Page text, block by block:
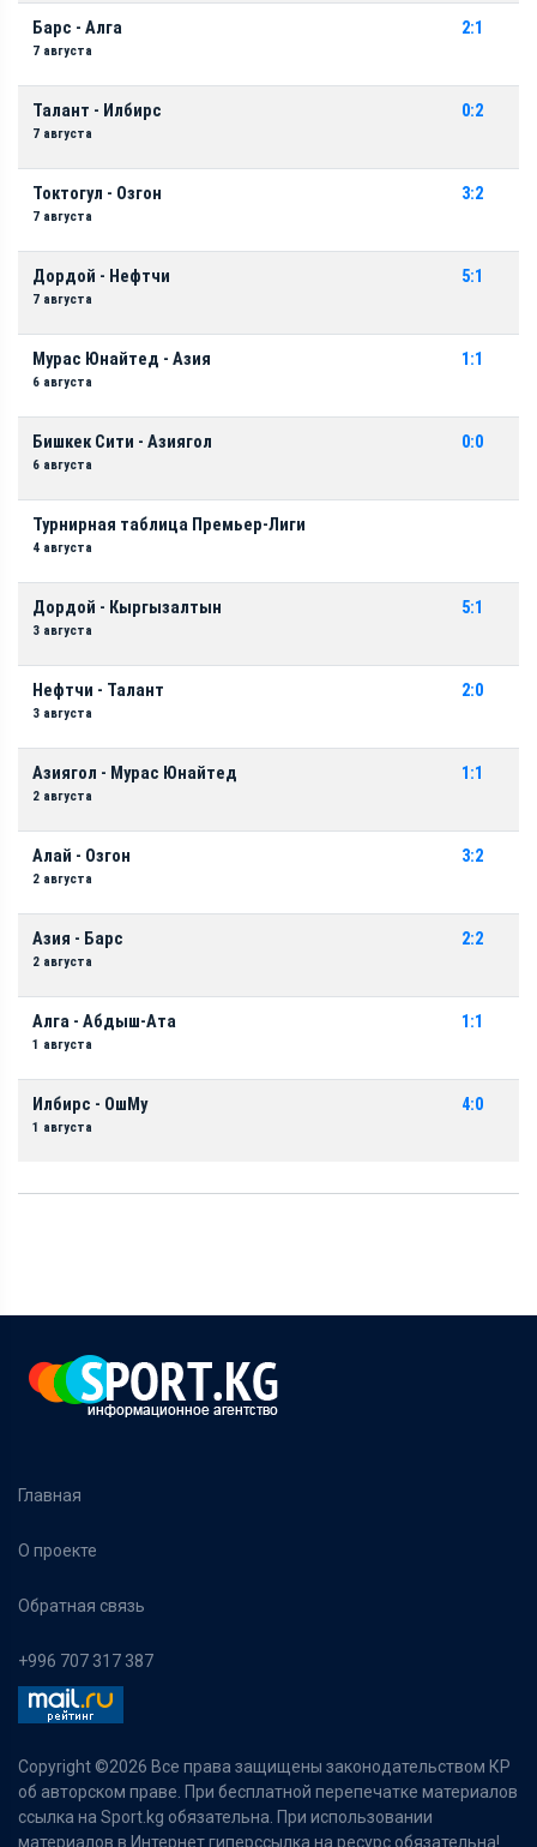
Барс - Алга
7 августа
2:1
Талант - Илбирс
7 августа
0:2
Токтогул - Озгон
7 августа
3:2
Дордой - Нефтчи
7 августа
5:1
Мурас Юнайтед - Азия
6 августа
1:1
Бишкек Сити - Азиягол
6 августа
0:0
Турнирная таблица Премьер-Лиги
4 августа
Дордой - Кыргызалтын
3 августа
5:1
Нефтчи - Талант
3 августа
2:0
Азиягол - Мурас Юнайтед
2 августа
1:1
Алай - Озгон
2 августа
3:2
Азия - Барс
2 августа
2:2
Алга - Абдыш-Ата
1 августа
1:1
Илбирс - ОшМу
1 августа
4:0
Главная
О проекте
Обратная связь
+996 707 317 387
Copyright ©2026 Все права защищены законодательством КР
об авторском праве. При бесплатной перепечатке материалов
ссылка на Sport.kg обязательна. При использовании
материалов в Интернет гиперссылка на ресурс обязательна!